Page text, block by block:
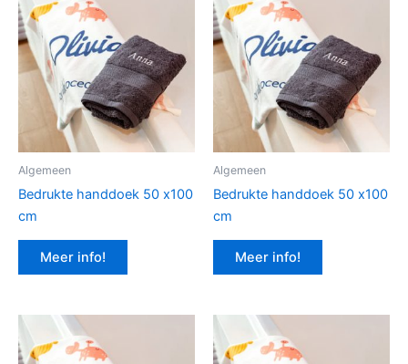
Algemeen
Bedrukte handdoek 50 x100
cm
Meer info!
Algemeen
Bedrukte handdoek 50 x100
cm
Meer info!